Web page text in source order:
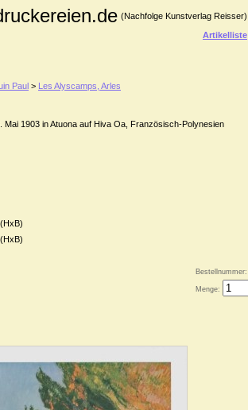
(Nachfolge Kunstverlag Reisser)
Artikelliste
Paul > Les Alyscamps, Arles
Mai 1903 in Atuona auf Hiva Oa, Französisch-Polynesien
Bestellnummer:
Menge: